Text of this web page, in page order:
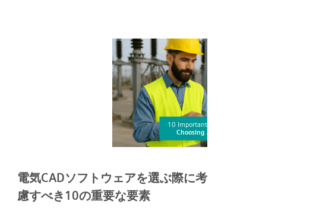
電気CADソフトウェアを選ぶ際に考
慮すべき10の重要な要素